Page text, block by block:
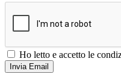
Ho letto e accetto le